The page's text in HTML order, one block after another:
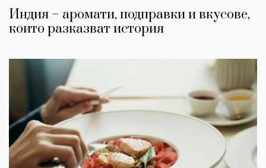
Индия – аромати, подправки и вкусове,
които разказват история